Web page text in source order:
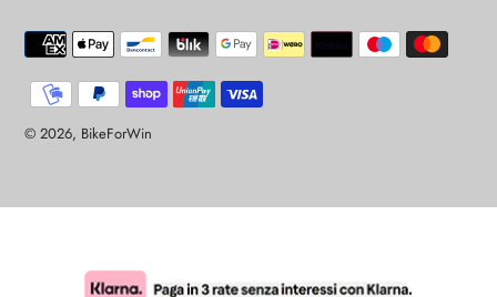
© 2026, BikeForWin
Modalità
di
pagamento